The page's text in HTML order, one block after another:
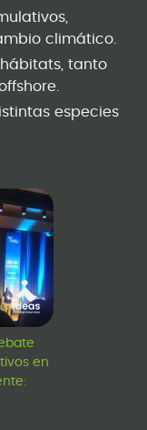
climático.
tanto
especies
en